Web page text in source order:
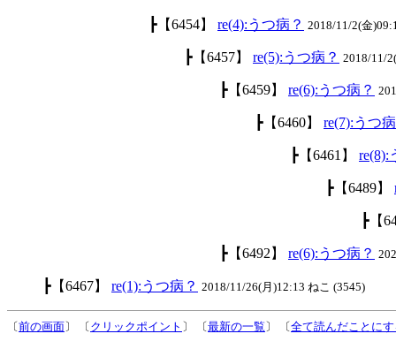
┣【6454】 re(4):うつ病？ 2018/11/2(金
┣【6457】 re(5):うつ病？ 2018/11/
┣【6459】 re(6):うつ病？
┣【6460】 re(7):うつ
┣【6461】 re(8):
┣【6489】
┣【
┣【6492】 re(6):うつ病？
┣【6467】 re(1):うつ病？ 2018/11/26(月)12:13 ねこ (3545)
〔前の画面〕 〔 クリックポイント 〕 〔最新の一覧 〕 〔全て読んだことに